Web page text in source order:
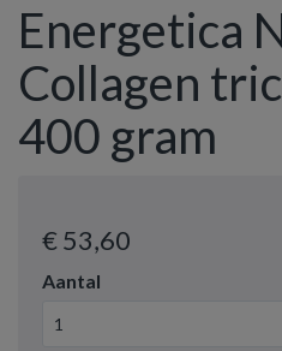
Energetica
Collagen
400 gram
€ 53,60
Aantal